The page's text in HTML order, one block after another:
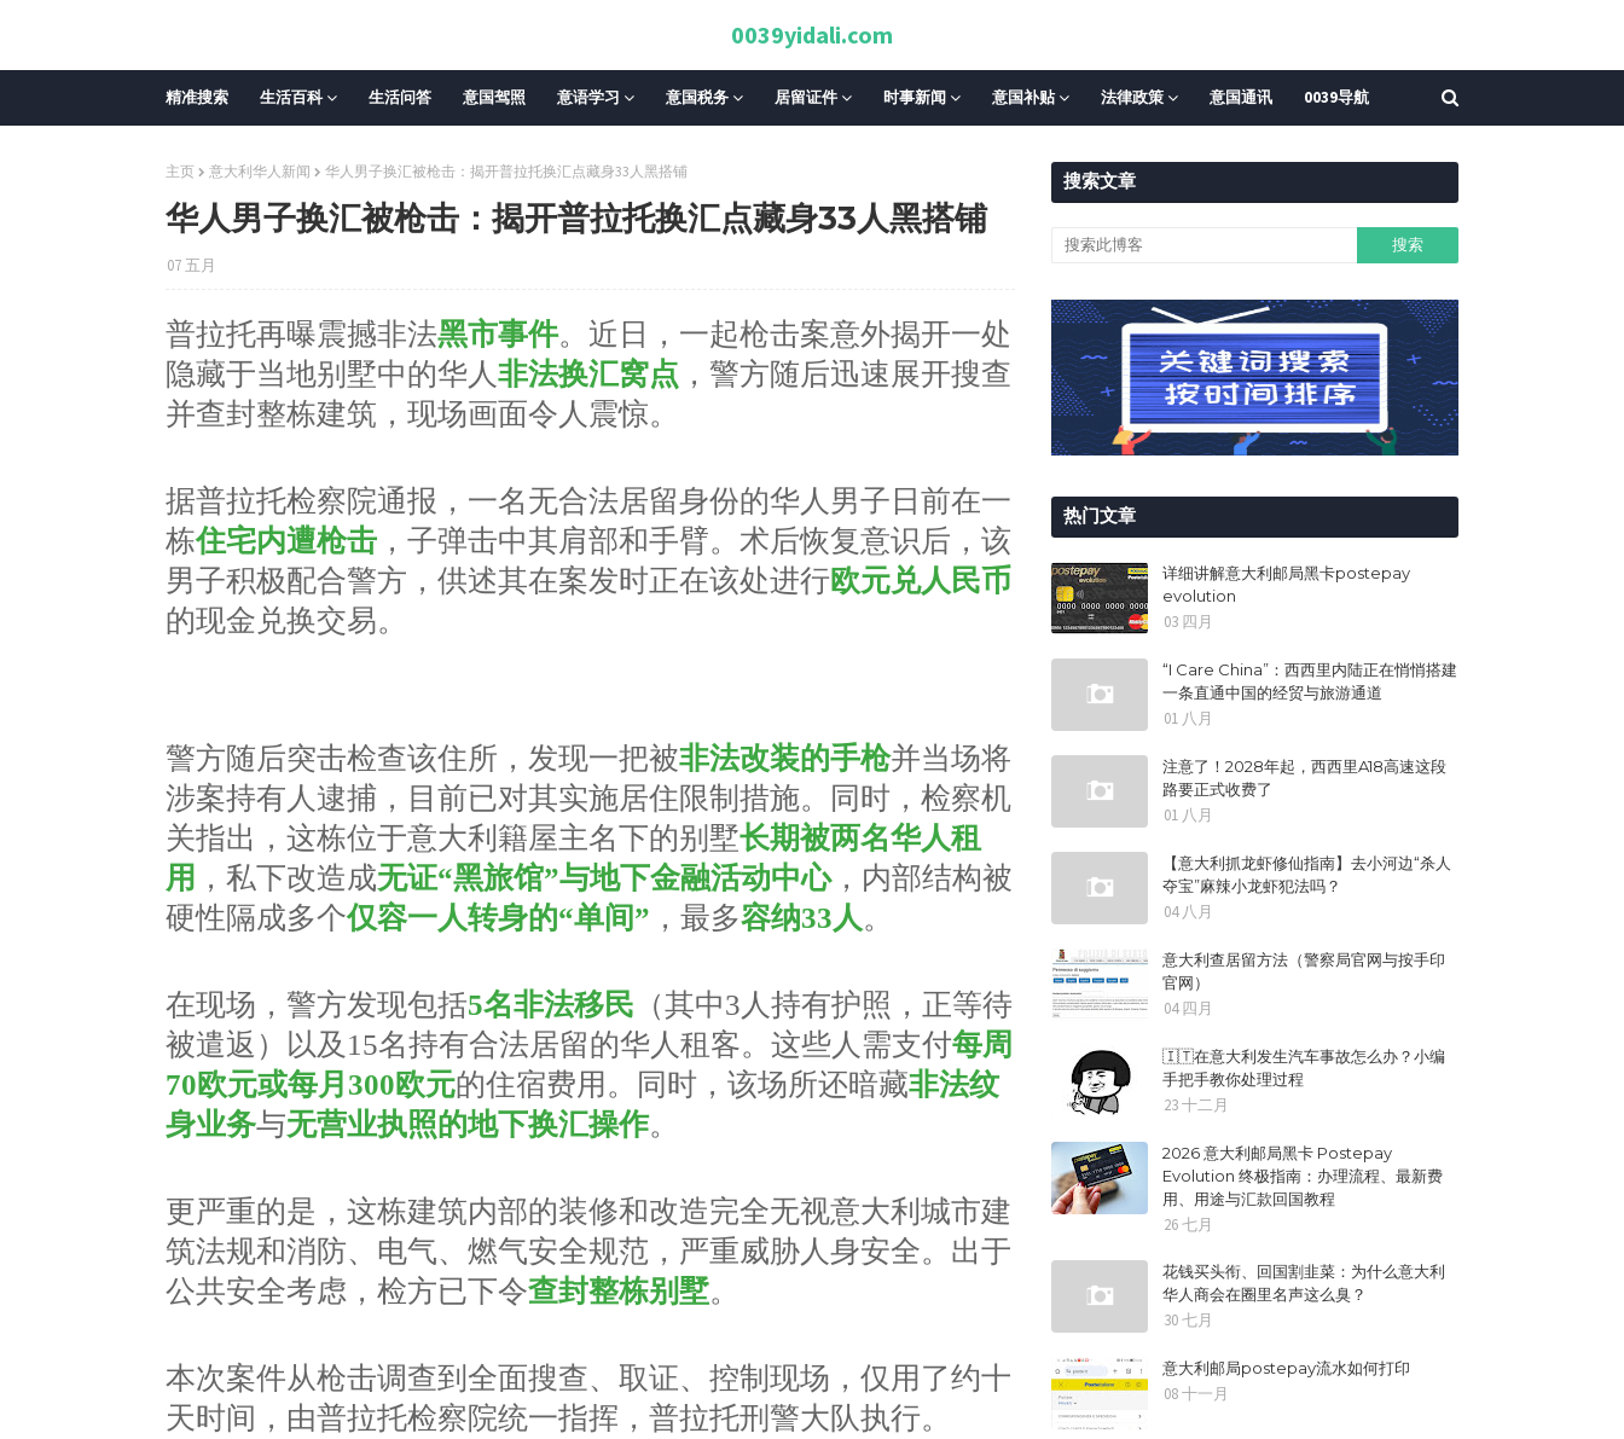
0039yidali.com
精准搜索 生活百科 生活问答 意国驾照 意语学习 意国税务 居留证件 时事新闻 意国补贴 法律政策 意国通讯 0039导航
主页 意大利华人新闻 华人男子换汇被枪击：揭开普拉托换汇点藏身33人黑搭铺
华人男子换汇被枪击：揭开普拉托换汇点藏身33人黑搭铺
07 五月
普拉托再曝震撼非法黑市事件。近日，一起枪击案意外揭开一处
隐藏于当地别墅中的华人非法换汇窝点 ，警方随后迅速展开搜查
并查封整栋建筑，现场画面令人震惊。
据普拉托检察院通报，一名无合法居留身份的华人男子日前在一
栋住宅内遭枪击 ，子弹击中其肩部和手臂。术后恢复意识后，该
男子积极配合警方，供述其在案发时正在该处进行欧元兑人民币
的现金兑换交易。
警方随后突击检查该住所，发现一把被非法改装的手枪并当场将
涉案持有人逮捕，目前已对其实施居住限制措施。同时，检察机
关指出，这栋位于意大利籍屋主名下的别墅长期被两名华人租
用 ，私下改造成无证“黑旅馆”与地下金融活动中心，内部结构被
硬性隔成多个仅容一人转身的“单间” ，最多容纳33人。
在现场，警方发现包括5名非法移民 （其中3人持有护照，正等待
被遣返）以及15名持有合法居留的华人租客。这些人需支付每周
70欧元或每月300欧元的住宿费用。同时，该场所还暗藏非法纹
身业务与无营业执照的地下换汇操作。
更严重的是，这栋建筑内部的装修和改造完全无视意大利城市建
筑法规和消防、电气、燃气安全规范，严重威胁人身安全。出于
公共安全考虑，检方已下令查封整栋别墅。
本次案件从枪击调查到全面搜查、取证、控制现场，仅用了约十
天时间，由普拉托检察院统一指挥，普拉托刑警大队执行。
搜索文章
热门文章
详细讲解意大利邮局黑卡postepay
evolution
03 四月
“I Care China”：西西里内陆正在悄悄搭建
一条直通中国的经贸与旅游通道
01 八月
注意了！2028年起，西西里A18高速这段
路要正式收费了
01 八月
【意大利抓龙虾修仙指南】去小河边“杀人
夺宝”麻辣小龙虾犯法吗？
04 八月
意大利查居留方法（警察局官网与按手印
官网）
04 四月
🇮🇹在意大利发生汽车事故怎么办？小编
手把手教你处理过程
23 十二月
2026 意大利邮局黑卡 Postepay
Evolution 终极指南：办理流程、最新费
用、用途与汇款回国教程
26 七月
花钱买头衔、回国割韭菜：为什么意大利
华人商会在圈里名声这么臭？
30 七月
意大利邮局postepay流水如何打印
08 十一月